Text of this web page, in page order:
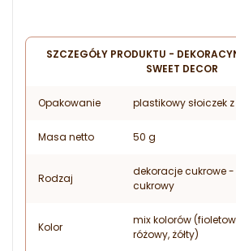
SZCZEGÓŁY PRODUKTU -
SWEET DECOR
Opakowanie plastikowy słoiczek
Masa netto 50 g
Rodzaj
dekoracje cukrowe -
cukrowy
Kolor
mix kolorów
różowy, żółty)